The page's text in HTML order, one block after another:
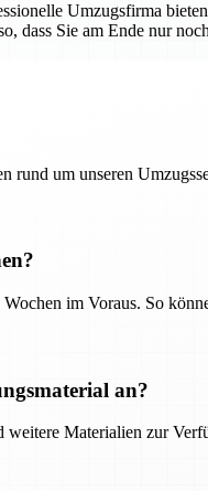
Umzugsfirma
dass Sie am Ende nur
um unseren
im Voraus. So
an?
Materialien zur